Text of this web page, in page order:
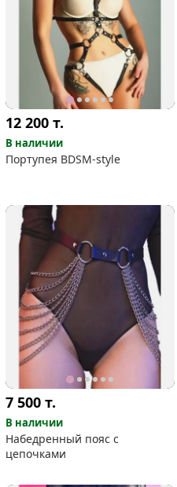
12 200т.
В наличии
Портупея BDSM-style
7 500т.
В наличии
Набедренный пояс с
цепочками